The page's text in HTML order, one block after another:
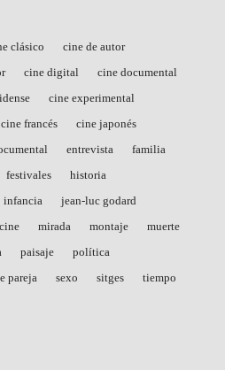
clásico
cine de autor
cine digital
cine documental
cine experimental
cine francés
cine japonés
entrevista
familia
festivales
historia
infancia
jean-luc godard
mirada montaje
muerte
paisaje
política
pareja sexo sitges
tiempo